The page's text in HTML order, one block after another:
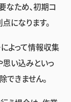
ため、初期コ
になります。
よって情報収集
思い込みといっ
できません。